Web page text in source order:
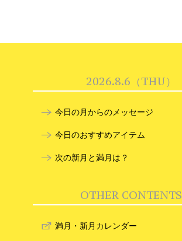
2026.8.6（THU）
今日の月からのメッセージ
今日のおすすめアイテム
次の新月と満月は？
OTHER CONTENTS
満月・新月カレンダー